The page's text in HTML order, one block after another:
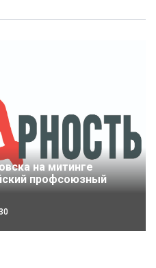
на митинге
профсоюзный